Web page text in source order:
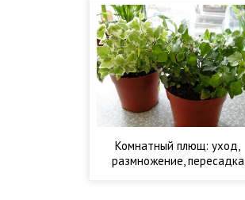
Комнатный плющ: уход,
размножение, пересадка